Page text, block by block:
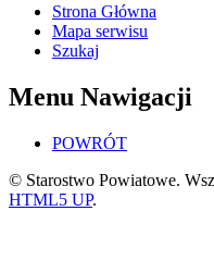
Strona Główna
Mapa serwisu
Szukaj
Menu Nawigacji
POWRÓT
© Starostwo Powiatowe.
HTML5 UP.